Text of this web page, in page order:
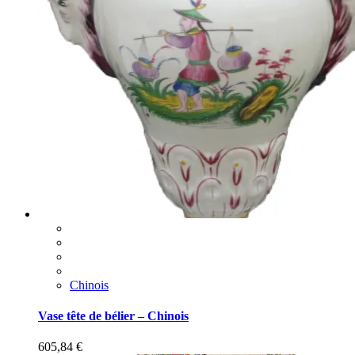
Chinois
Vase tête de bélier – Chinois
605,84 €